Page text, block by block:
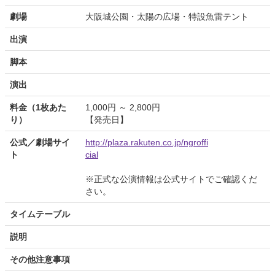
劇場 大阪城公園・太陽の広場・特設魚雷テント
出演
脚本
演出
料金（1枚あた
り）
1,000円 ～ 2,800円
【発売日】
公式／劇場サイ
ト
http://plaza.rakuten.co.jp/ngroffi
cial
※正式な公演情報は公式サイトでご確認くだ
さい。
タイムテーブル
説明
その他注意事項